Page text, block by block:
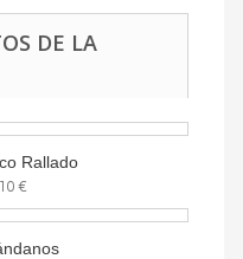
DE LA
Rallado
€